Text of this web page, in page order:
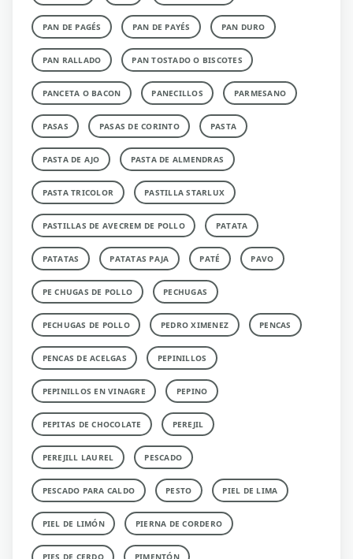
PAN DE PAGÉS PAN DE PAYÉS PAN DURO
PAN RALLADO PAN TOSTADO O BISCOTES
PANCETA O BACON PANECILLOS PARMESANO
PASAS PASAS DE CORINTO PASTA
PASTA DE AJO PASTA DE ALMENDRAS
PASTA TRICOLOR PASTILLA STARLUX
PASTILLAS DE AVECREM DE POLLO PATATA
PATATAS PATATAS PAJA PATÉ PAVO
PE CHUGAS DE POLLO PECHUGAS
PECHUGAS DE POLLO PEDRO XIMENEZ PENCAS
PENCAS DE ACELGAS PEPINILLOS
PEPINILLOS EN VINAGRE PEPINO
PEPITAS DE CHOCOLATE PEREJIL
PEREJILL LAUREL PESCADO
PESCADO PARA CALDO PESTO PIEL DE LIMA
PIEL DE LIMÓN PIERNA DE CORDERO
PIES DE CERDO PIMENTÓN